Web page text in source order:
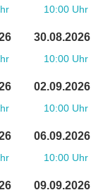
10:00 Uhr
30.08.2026
10:00 Uhr
02.09.2026
10:00 Uhr
06.09.2026
10:00 Uhr
09.09.2026